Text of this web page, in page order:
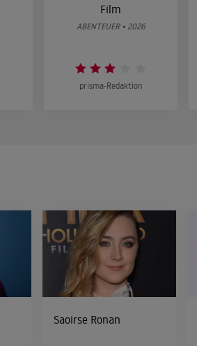
Film
ABENTEUER • 2026
prisma-Redaktion
Saoirse Ronan